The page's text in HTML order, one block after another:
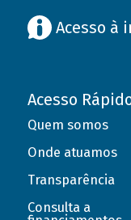
Acesso à
Acesso
Quem somos
Onde atuamos
Transparência
Consulta a